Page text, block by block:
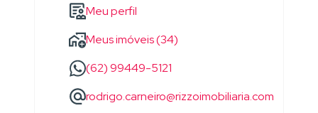
Meu perfil
Meus imóveis (34)
(62) 99449-5121
rodrigo.carneiro@rizzoimobiliaria.com